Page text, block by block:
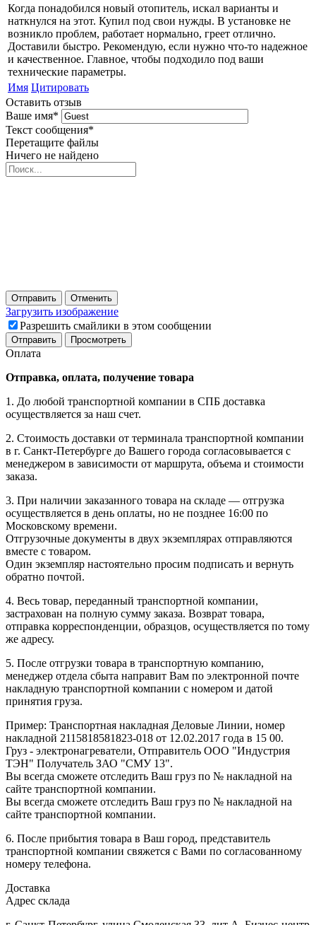
Когда понадобился новый отопитель, искал варианты и
наткнулся на этот. Купил под свои нужды. В установке не
возникло проблем, работает нормально, греет отлично.
Доставили быстро. Рекомендую, если нужно что-то надежное
и качественное. Главное, чтобы подходило под ваши
технические параметры.
Имя Цитировать
Оставить отзыв
Ваше имя*
Текст сообщения*
Перетащите файлы
Ничего не найдено
Отправить Отменить
Загрузить изображение
Разрешить смайлики в этом сообщении
Оплата
Отправка, оплата, получение товара
1. До любой транспортной компании в СПБ доставка
осуществляется за наш счет.
2. Стоимость доставки от терминала транспортной компании
в г. Санкт-Петербурге до Вашего города согласовывается с
менеджером в зависимости от маршрута, объема и стоимости
заказа.
3. При наличии заказанного товара на складе — отгрузка
осуществляется в день оплаты, но не позднее 16:00 по
Московскому времени.
Отгрузочные документы в двух экземплярах отправляются
вместе с товаром.
Один экземпляр настоятельно просим подписать и вернуть
обратно почтой.
4. Весь товар, переданный транспортной компании,
застрахован на полную сумму заказа. Возврат товара,
отправка корреспонденции, образцов, осуществляется по тому
же адресу.
5. После отгрузки товара в транспортную компанию,
менеджер отдела сбыта направит Вам по электронной почте
накладную транспортной компании с номером и датой
принятия груза.
Пример: Транспортная накладная Деловые Линии, номер
накладной 2115818581823-018 от 12.02.2017 года в 15 00.
Груз - электронагреватели, Отправитель ООО "Индустрия
ТЭН" Получатель ЗАО "СМУ 13".
Вы всегда сможете отследить Ваш груз по № накладной на
сайте транспортной компании.
Вы всегда сможете отследить Ваш груз по № накладной на
сайте транспортной компании.
6. После прибытия товара в Ваш город, представитель
транспортной компании свяжется с Вами по согласованному
номеру телефона.
Доставка
Адрес склада